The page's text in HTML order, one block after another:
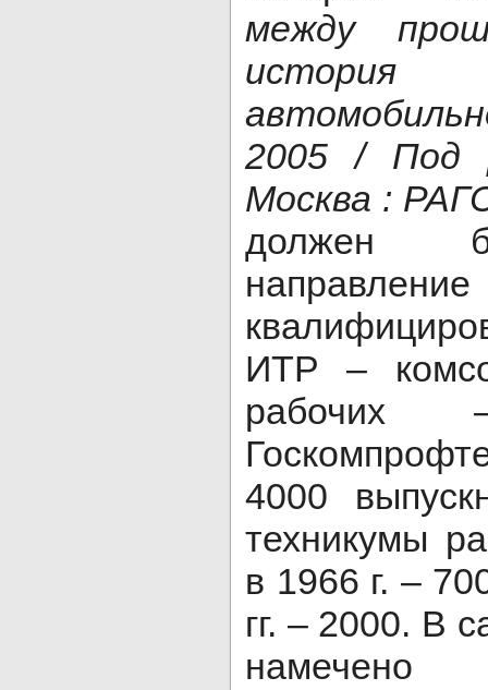
между
2005 / Под
Москва :
должен
ИТР –
4000
техникумы
в 1966 г. –
гг. – 2000. В
намечено